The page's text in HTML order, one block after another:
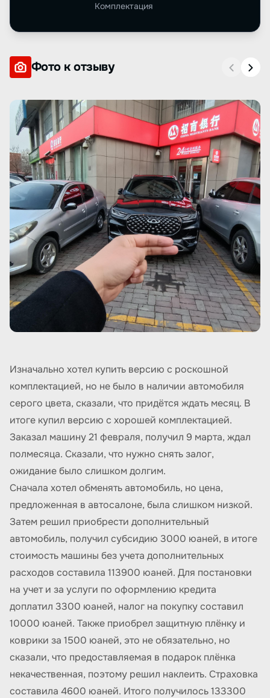
Комплектация
Фото к отзыву
Изначально хотел купить версию с роскошной
комплектацией, но не было в наличии автомобиля
серого цвета, сказали, что придётся ждать месяц. В
итоге купил версию с хорошей комплектацией.
Заказал машину 21 февраля, получил 9 марта, ждал
полмесяца. Сказали, что нужно снять залог,
ожидание было слишком долгим.
Сначала хотел обменять автомобиль, но цена,
предложенная в автосалоне, была слишком низкой.
Затем решил приобрести дополнительный
автомобиль, получил субсидию 3000 юаней, в итоге
стоимость машины без учета дополнительных
расходов составила 113900 юаней. Для постановки
на учет и за услуги по оформлению кредита
доплатил 3300 юаней, налог на покупку составил
10000 юаней. Также приобрел защитную плёнку и
коврики за 1500 юаней, это не обязательно, но
сказали, что предоставляемая в подарок плёнка
некачественная, поэтому решил наклеить. Страховка
составила 4600 юаней. Итого получилось 133300